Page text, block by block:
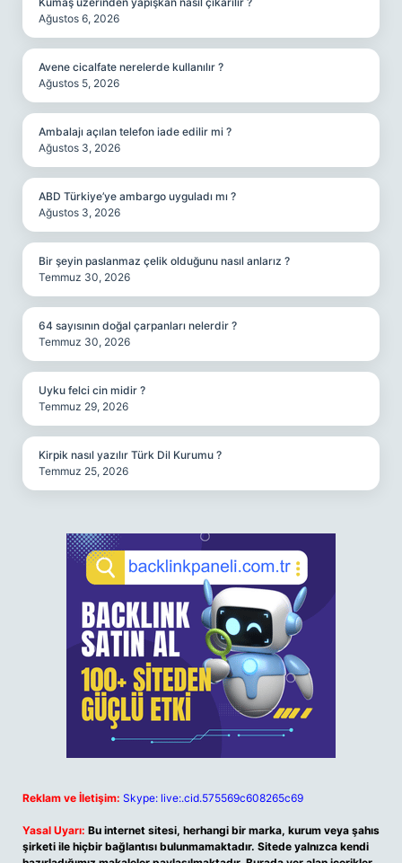
Ağustos 6, 2026
Avene cicalfate nerelerde kullanılır ?
Ağustos 5, 2026
Ambalajı açılan telefon iade edilir mi ?
Ağustos 3, 2026
ABD Türkiye’ye ambargo uyguladı mı ?
Ağustos 3, 2026
Bir şeyin paslanmaz çelik olduğunu nasıl anlarız ?
Temmuz 30, 2026
64 sayısının doğal çarpanları nelerdir ?
Temmuz 30, 2026
Uyku felci cin midir ?
Temmuz 29, 2026
Kirpik nasıl yazılır Türk Dil Kurumu ?
Temmuz 25, 2026
Reklam ve İletişim: Skype: live:.cid.575569c608265c69
Yasal Uyarı: Bu internet sitesi, herhangi bir marka, kurum veya şahıs
şirketi ile hiçbir bağlantısı bulunmamaktadır. Sitede yalnızca kendi